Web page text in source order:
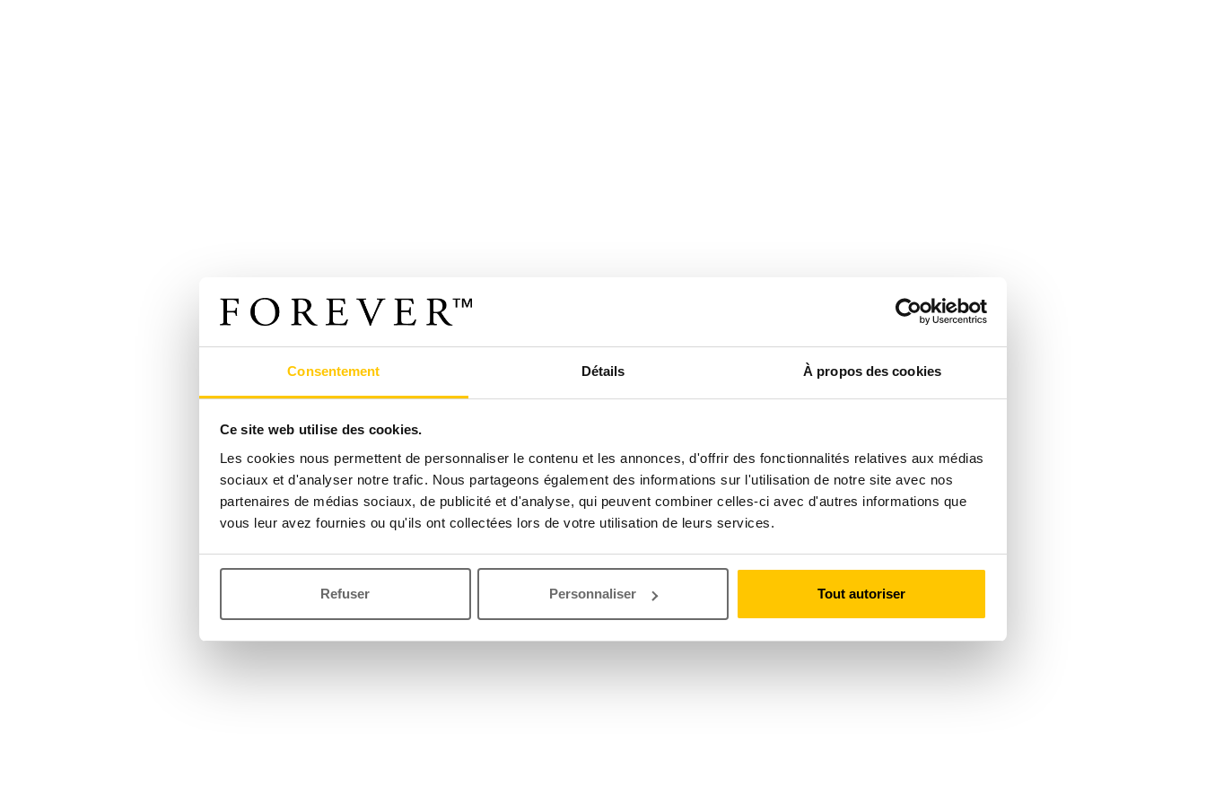
Consentement Détails À propos des cookies
Ce site web utilise des cookies.
Les cookies nous permettent de personnaliser le contenu et les annonces, d'offrir des fonctionnalités relatives aux médias
sociaux et d'analyser notre trafic. Nous partageons également des informations sur l'utilisation de notre site avec nos
partenaires de médias sociaux, de publicité et d'analyse, qui peuvent combiner celles-ci avec d'autres informations que
vous leur avez fournies ou qu'ils ont collectées lors de votre utilisation de leurs services.
Refuser Personnaliser Tout autoriser